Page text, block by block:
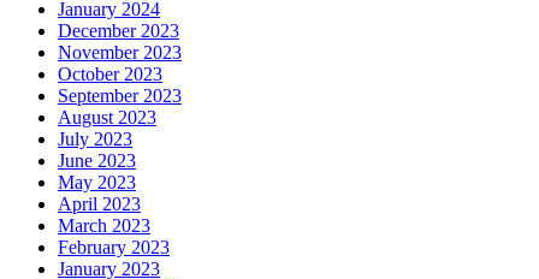
January 2024
December 2023
November 2023
October 2023
September 2023
August 2023
July 2023
June 2023
May 2023
April 2023
March 2023
February 2023
January 2023